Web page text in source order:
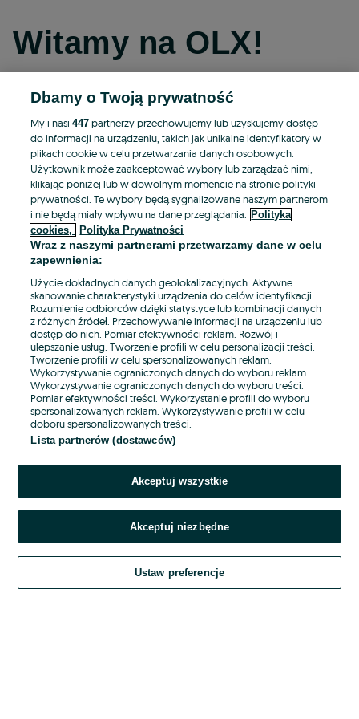
Witamy na OLX!
Kontynuuj przez Facebooka
Kontynuuj przez konto Apple
Kontynuuj przez konto Google
LUB
E-mail
Hasło
Nie pamiętasz hasła?
Zaloguj się
Kontynuując za pośrednictwem jednego z dostawców wskazanych powyżej,
Regulamin serwisu OLX.pl w jego aktualnym brzmieniu.
Dbamy o Twoją prywatność
My i nasi447 partnerzy przechowujemy lub uzyskujemy dostęp
do informacji na urządzeniu, takich jak unikalne identyfikatory w
plikach cookie w celu przetwarzania danych osobowych.
Użytkownik może zaakceptować wybory lub zarządzać nimi,
klikając poniżej lub w dowolnym momencie na stronie polityki
prywatności. Te wybory będą sygnalizowane naszym partnerom
i nie będą miały wpływu na dane przeglądania.
Polityka
cookies,
Polityka Prywatności
Wraz z naszymi partnerami przetwarzamy dane w celu
zapewnienia:
Użycie dokładnych danych geolokalizacyjnych. Aktywne
skanowanie charakterystyki urządzenia do celów identyfikacji.
Rozumienie odbiorców dzięki statystyce lub kombinacji danych
z różnych źródeł. Przechowywanie informacji na urządzeniu lub
dostęp do nich. Pomiar efektywności reklam. Rozwój i
ulepszanie usług. Tworzenie profili w celu personalizacji treści.
Tworzenie profili w celu spersonalizowanych reklam.
Wykorzystywanie ograniczonych danych do wyboru reklam.
Wykorzystywanie ograniczonych danych do wyboru treści.
Pomiar efektywności treści. Wykorzystanie profili do wyboru
spersonalizowanych reklam. Wykorzystywanie profili w celu
doboru spersonalizowanych treści.
Lista partnerów (dostawców)
Akceptuj wszystkie
Akceptuj niezbędne
Ustaw preferencje